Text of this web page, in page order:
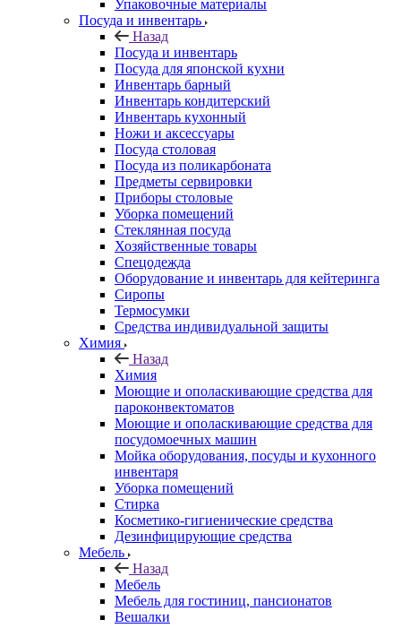
Упаковочные материалы
Посуда и инвентарь
Назад
Посуда и инвентарь
Посуда для японской кухни
Инвентарь барный
Инвентарь кондитерский
Инвентарь кухонный
Ножи и аксессуары
Посуда столовая
Посуда из поликарбоната
Предметы сервировки
Приборы столовые
Уборка помещений
Стеклянная посуда
Хозяйственные товары
Спецодежда
Оборудование и инвентарь для кейтеринга
Сиропы
Термосумки
Средства индивидуальной защиты
Химия
Назад
Химия
Моющие и ополаскивающие средства для
пароконвектоматов
Моющие и ополаскивающие средства для
посудомоечных машин
Мойка оборудования, посуды и кухонного
инвентаря
Уборка помещений
Стирка
Косметико-гигиенические средства
Дезинфицирующие средства
Мебель
Назад
Мебель
Мебель для гостиниц, пансионатов
Вешалки